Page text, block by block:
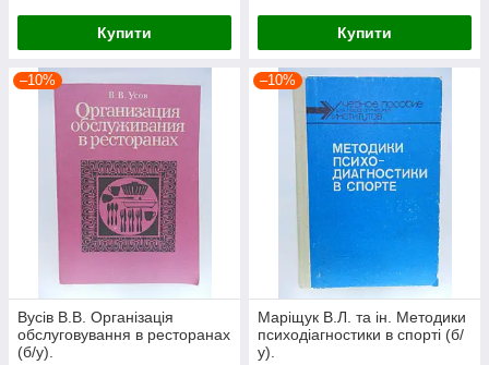
Купити Купити
–10%
Вусів В.В. Організація
обслуговування в ресторанах
(б/у).
–10%
Маріщук В.Л. та ін. Методики
психодіагностики в спорті (б/
у).